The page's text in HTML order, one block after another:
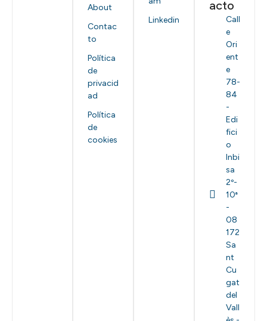
About
Contac
to
Política
de
privacid
ad
Política
de
cookies
Linkedin
acto
Call
e
Ori
ent
e
78-
84
-
Edi
fici
o
Inbi
sa
2º-
10ª
-
08
172
Sa
nt
Cu
gat
del
Vall